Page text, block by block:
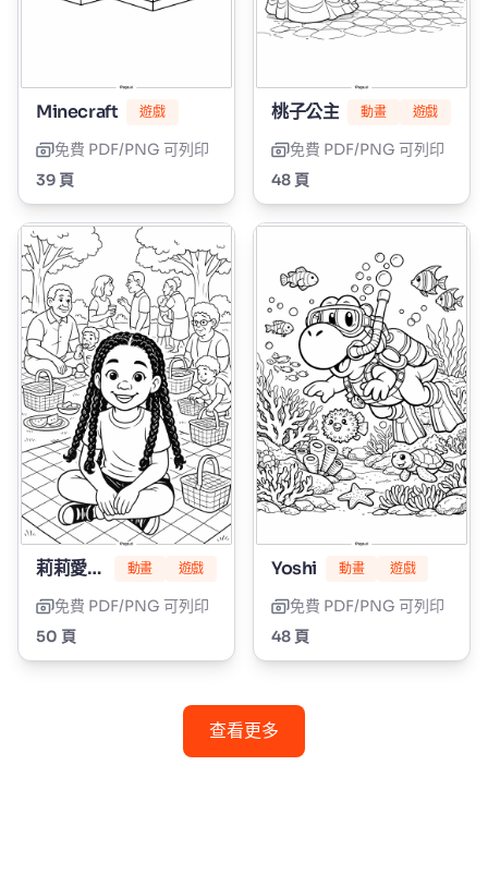
Minecraft 遊戲
免費 PDF/PNG 可列印
39 頁
桃子公主 動畫 遊戲
免費 PDF/PNG 可列印
48 頁
莉莉愛編髮 動畫 遊戲
免費 PDF/PNG 可列印
50 頁
Yoshi 動畫 遊戲
免費 PDF/PNG 可列印
48 頁
查看更多